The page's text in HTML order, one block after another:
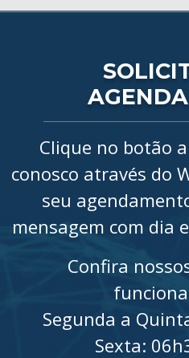
Clique no botão
conosco através do
seu
mensagem com dia
Confira
Segunda a
Sexta: